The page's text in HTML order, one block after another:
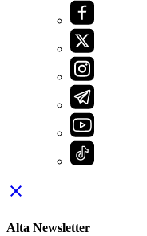
close
Alta Newsletter